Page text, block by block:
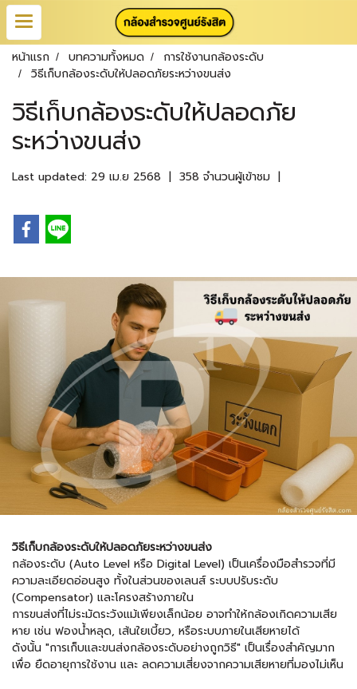
หน้าแรก บทความทั้งหมด
การใช้งานกล้องระดับ
วิธีเก็บกล้องระดับให้ปลอดภัยระหว่างขนส่ง
วิธีเก็บกล้องระดับให้ปลอดภัย
ระหว่างขนส่ง
Last updated: 29 เม.ย 2568 | 358 จำนวนผู้เข้าชม |
วิธีเก็บกล้องระดับให้ปลอดภัยระหว่างขนส่ง
กล้องระดับ (Auto Level หรือ Digital Level) เป็นเครื่องมือสำรวจที่มี
ความละเอียดอ่อนสูง ทั้งในส่วนของเลนส์ ระบบปรับระดับ
(Compensator) และโครงสร้างภายใน
การขนส่งที่ไม่ระมัดระวังแม้เพียงเล็กน้อย อาจทำให้กล้องเกิดความเสีย
หาย เช่น ฟองน้ำหลุด, เส้นใยเบี้ยว, หรือระบบภายในเสียหายได้
ดังนั้น "การเก็บและขนส่งกล้องระดับอย่างถูกวิธี" เป็นเรื่องสำคัญมาก
เพื่อ ยืดอายุการใช้งาน และ ลดความเสี่ยงจากความเสียหายที่มองไม่เห็น